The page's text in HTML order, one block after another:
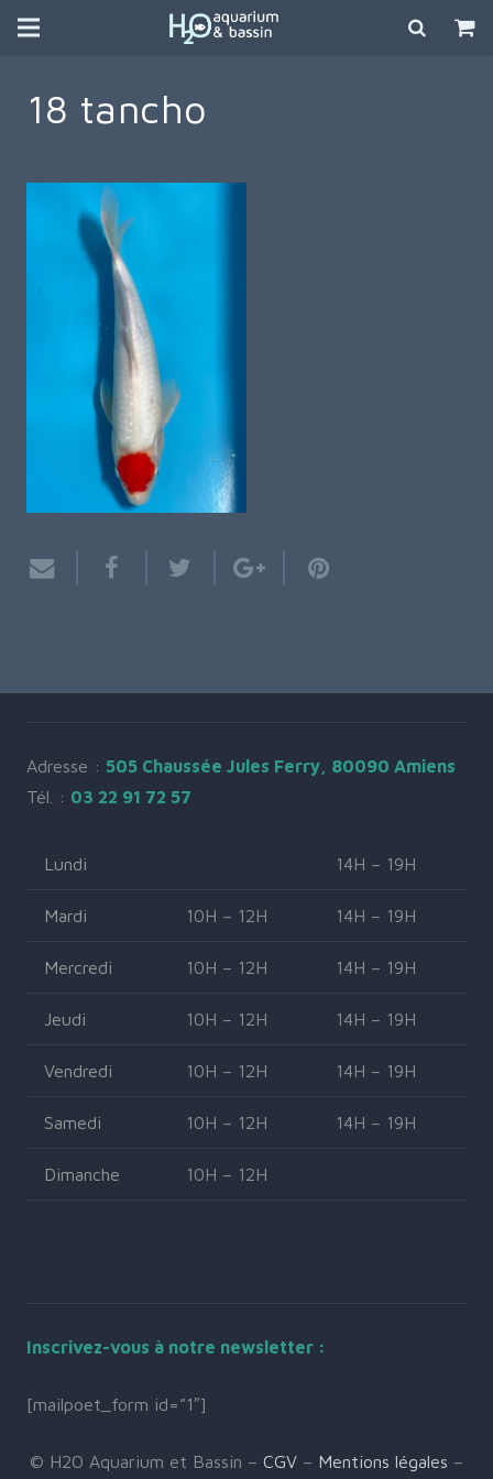
18 tancho
Adresse : 505 Chaussée Jules Ferry, 80090 Amiens
Tél. : 03 22 91 72 57
Lundi 14H – 19H
Mardi 10H – 12H 14H – 19H
Mercredi 10H – 12H 14H – 19H
Jeudi 10H – 12H 14H – 19H
Vendredi 10H – 12H 14H – 19H
Samedi 10H – 12H 14H – 19H
Dimanche 10H – 12H
Inscrivez-vous à notre newsletter :
[mailpoet_form id=”1″]
© H2O Aquarium et Bassin – CGV – Mentions légales –